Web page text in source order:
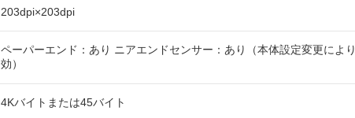
203dpi×203dpi
ペーパーエンド：あり ニアエンドセンサー：あり（本体設定変更によ
効）
4Kバイトまたは45バイト